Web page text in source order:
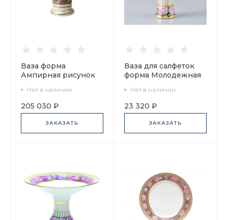
Ваза форма
Ампирная рисунок
80.58194.00.1
Нет в наличии
205 030 ₽
ЗАКАЗАТЬ
Ваза для салфеток
форма Молодежная
Воспоминание арт.
80.58181.00.1
Нет в наличии
23 320 ₽
ЗАКАЗАТЬ